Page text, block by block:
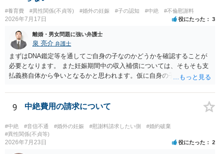
#養育費 #異性関係(不貞等) #婚外の妊娠 #子の認知 #中絶 #不倫慰謝料
2026年7月17日 役にたった 3
離婚・男女問題に強い弁護士
泉 亮介 弁護士
まずはDNA鑑定等を通してご自身の子なのかどうかを確認することが
必要となります。 また妊娠期間中の収入補償については、そもそも支
払義務自体から争いとなるかと思われます。仮に自身の子であったと
相手に弁護士がついているということであれば、依頼をするかしない
かは別として一度ご自身も個別に弁護士に相談をされたほうが良いで
9 中絶費用の請求について
#中絶 #音信不通 #婚外の妊娠 #慰謝料請求したい側
#婚約破棄
#異性関係(不貞等)
2026年7月23日 役にたった 2